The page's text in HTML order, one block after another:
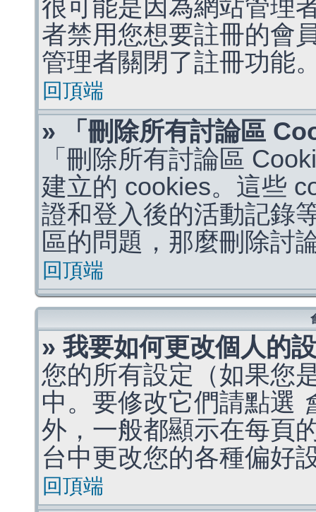
很可能是因為網站管理
者禁用您想要註冊的會
管理者關閉了註冊功能
回頂端
» 「刪除所有討論區
「刪除所有討論區
建立的 cookies。這些
證和登入後的活動記錄
區的問題，那麼刪除討
回頂端
» 我要如何更改個人的
您的所有設定（如果您
中。要修改它們請點選
外，一般都顯示在每頁
台中更改您的各種偏好
回頂端